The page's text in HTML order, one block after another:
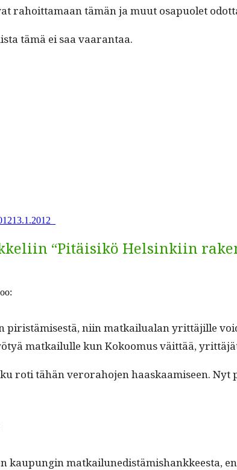
rahoit­ta­maan tämän ja muut osa­puo­let
tämä ei saa vaarantaa.
13.1.2012
“Pitäisikö Helsinkiin
piristämis­es­tä, niin matkailu­alan yrit­täjille
matkailulle kun Kokoomus väit­tää,
roti tähän verora­ho­jen haaskaamiseen. Nyt
kaupun­gin matkailunedis­tämis­hankkeesta,